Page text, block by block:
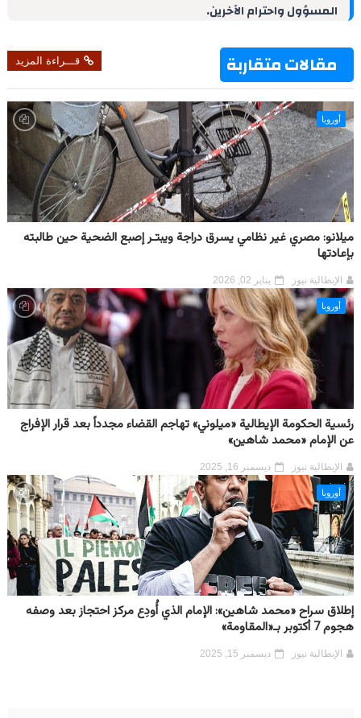
k
المسؤول واحترام الآخرين.
مقالات متقاربة قـــراءة المزيد
أوروبا
ميلانو: مصري غير نظامي يسرق دراجة ويبتـر إصبع الضحية حين طالبته
بإعادتها
الإيطالية نيوز يناير 02, 2026
أوروبا
رئسية الحكومة الإيطالية «ميلوني» تهاجم القضاء مجدداً بعد قرار الإفراج
عن الإمام «محمد شاهين»
الإيطالية نيوز ديسمبر 16, 2025
أوروبا
إطلاق سراح «محمد شاهين»: الإمام الذي أُودِع مركز احتجاز بعد وصفه
هجوم 7 أكتوبر بـ«المقاومة»
الإيطالية نيوز ديسمبر 15, 2025